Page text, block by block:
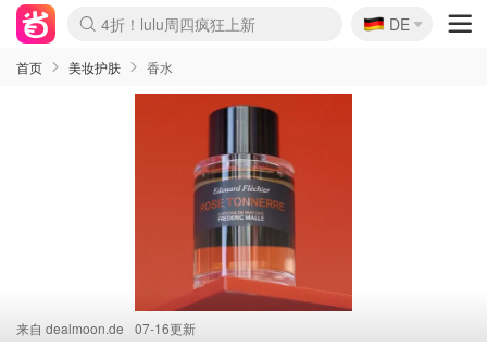
Boticinal 夏促开抢！
4折！lulu周四疯狂上新
还没结束！&OtherStories大促
Joybuy变相75折 随时失效
速领！Stanley独家85折
疑似霸哥！Camper额外叠85折
Zalando 奥莱闪促！每日更新
Moncler反季囤！5折起+叠9折
Coach Brooklyn仅€192
🇩🇪
DE
首页 美妆护肤 香水
来自 dealmoon.de 07-16更新